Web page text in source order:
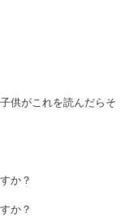
供がこれを読んだらそ
か？
か？